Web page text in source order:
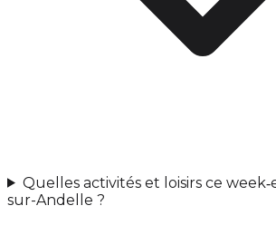
Quelles activités et loisirs ce
sur-Andelle ?